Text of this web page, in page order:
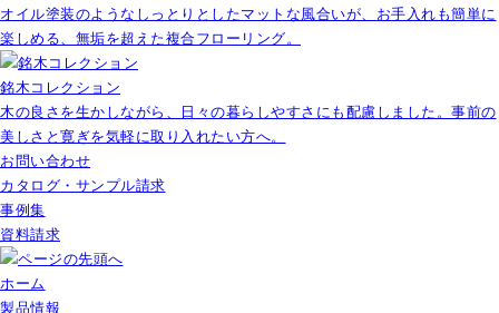
オイル塗装のようなしっとりとしたマットな風合いが、お手入れも簡単に
楽しめる、無垢を超えた複合フローリング。
銘木コレクション
木の良さを生かしながら、日々の暮らしやすさにも配慮しました。事前の
美しさと寛ぎを気軽に取り入れたい方へ。
お問い合わせ
カタログ・サンプル請求
事例集
資料請求
ホーム
製品情報